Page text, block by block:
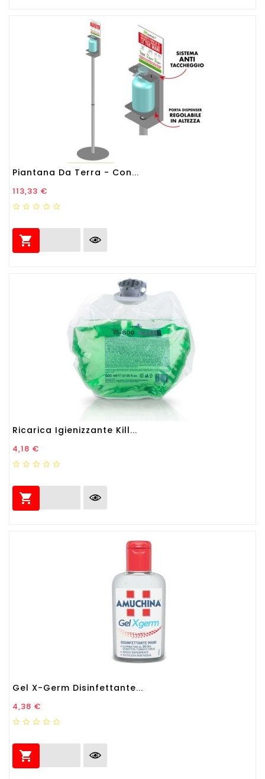
Piantana Da Terra - Con...
Prezzo
113,33 €

Ricarica Igienizzante Kill...
Prezzo
4,18 €

Gel X-Germ Disinfettante...
Prezzo
4,38 €
